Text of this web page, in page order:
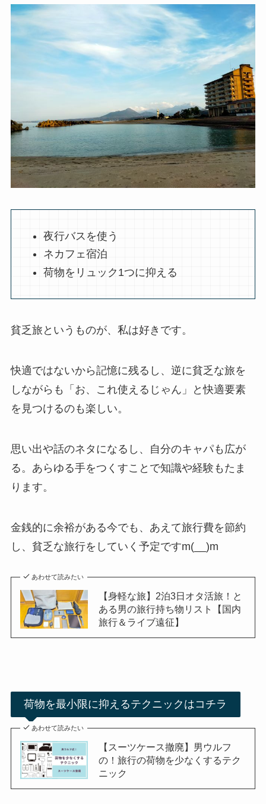
夜行バスを使う
ネカフェ宿泊
荷物をリュック1つに抑える
貧乏旅というものが、私は好きです。
快適ではないから記憶に残るし、逆に貧乏な旅を
しながらも「お、これ使えるじゃん」と快適要素
を見つけるのも楽しい。
思い出や話のネタになるし、自分のキャパも広が
る。あらゆる手をつくすことで知識や経験もたま
ります。
金銭的に余裕がある今でも、あえて旅行費を節約
し、貧乏な旅行をしていく予定ですm(__)m
あわせて読みたい
【身軽な旅】2泊3日オタ活旅！と
ある男の旅行持ち物リスト【国内
旅行＆ライブ遠征】
荷物を最小限に抑えるテクニックはコチラ
あわせて読みたい
【スーツケース撤廃】男ウルフ
の！旅行の荷物を少なくするテク
ニック